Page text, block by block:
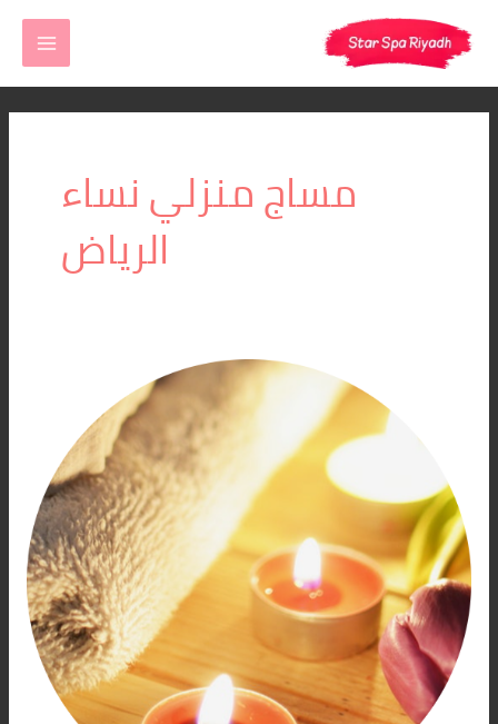
المحتوى
مساج منزلي نساء
الرياض
المتطور
ستار
سبا
الرياض
اتصل
بنا
0560283267